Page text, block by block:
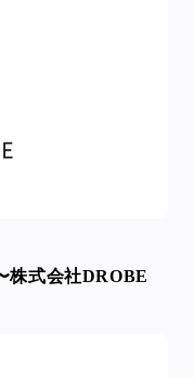
株式会社DROBE